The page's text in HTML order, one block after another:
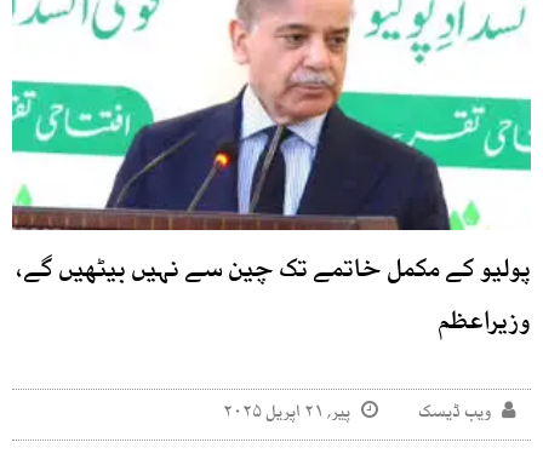
پولیو کے مکمل خاتمے تک چین سے نہیں بیٹھیں گے،
وزیراعظم
ویب ڈیسک پیر, ۲۱ اپریل ۲۰۲۵